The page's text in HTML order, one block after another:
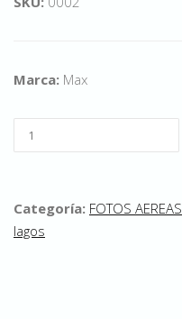
Marca: Max
Categoría: FOTOS AEREAS
lagos